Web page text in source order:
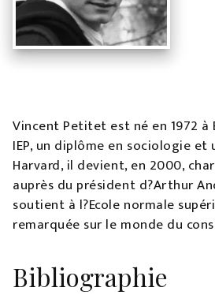
Vincent Petitet est né en 1972 à
IEP, un diplôme en sociologie et
Harvard, il devient, en 2000,
auprès du président d?Arthur
soutient à l?Ecole normale
remarquée sur le monde du
Bibliographie